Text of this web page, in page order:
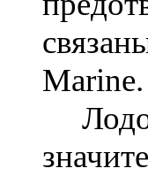
Marine.